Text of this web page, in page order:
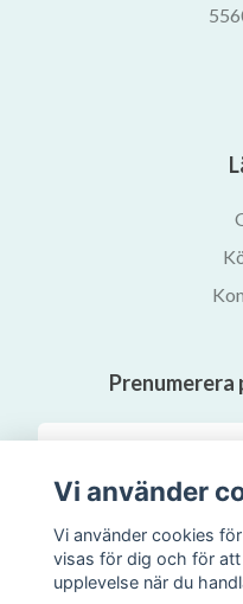
Vi använder
Vi använder cookies
visas för dig och för
upplevelse när du